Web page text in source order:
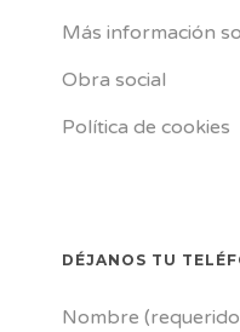
Más información
Obra social
Política de cookies
DÉJANOS TU
Nombre